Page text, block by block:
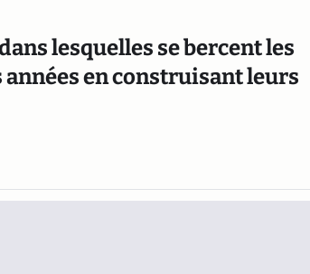
lesquelles se bercent les
en construisant leurs